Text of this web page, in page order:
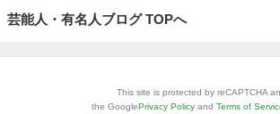
芸能人・有名人ブログ TOPへ
This site is protected by reCAPTCHA
the GooglePrivacy Policy and Terms of